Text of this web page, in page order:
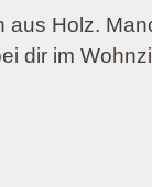
Holz.
dir im